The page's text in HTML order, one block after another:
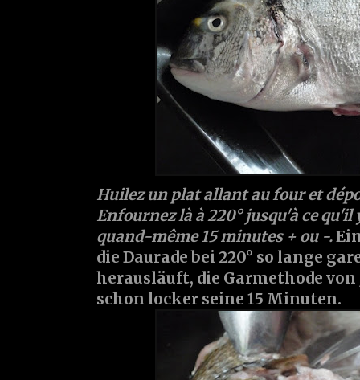
Huilez un plat allant au four et
Enfournez là à 220° jusqu'à ce qu'il
quand-même 15 minutes + ou -.
die Daurade bei 220° so lange
herausläuft, die Garmethode von
schon locker seine 15 Minuten.